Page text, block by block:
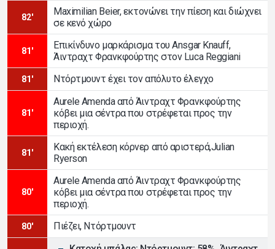
82'
Maximilian Beier, εκτονώνει την πίεση και διώχνει
σε κενό χώρο
81'
Επικίνδυνο μαρκάρισμα του Ansgar Knauff,
Άιντραχτ Φρανκφούρτης στον Luca Reggiani
81' Ντόρτμουντ έχει τον απόλυτο έλεγχο
81'
Aurele Amenda από Άιντραχτ Φρανκφούρτης
κόβει μια σέντρα που στρέφεται προς την
περιοχή.
81'
Κακή εκτέλεση κόρνερ από αριστερά,Julian
Ryerson
80'
Aurele Amenda από Άιντραχτ Φρανκφούρτης
κόβει μια σέντρα που στρέφεται προς την
περιοχή.
80'
Πιέζει, Ντόρτμουντ